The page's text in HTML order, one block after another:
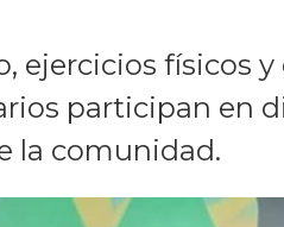
ejercicios físicos
participan en
la comunidad.